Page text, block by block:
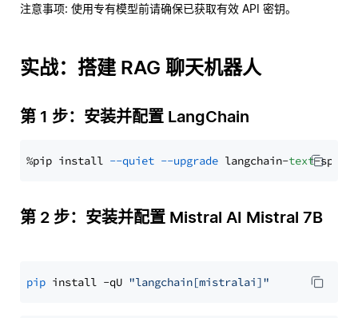
注意事项: 使用专有模型前请确保已获取有效 API 密钥。
实战：搭建 RAG 聊天机器人
第 1 步：安装并配置 LangChain
%pip install --quiet --upgrade langchain-text
第 2 步：安装并配置 Mistral AI Mistral 7B
pip install -qU "langchain[mistralai]"